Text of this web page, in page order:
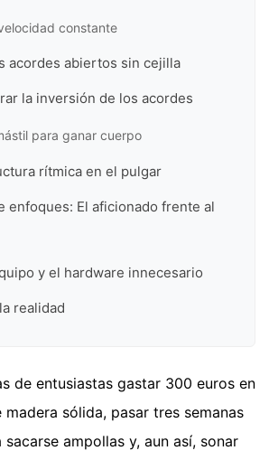
constante
acordes abiertos sin cejilla
la inversión de los acordes
para ganar cuerpo
rítmica en el pulgar
enfoques: El aficionado frente al
y el hardware innecesario
realidad
de entusiastas gastar 300 euros en
sólida, pasar tres semanas
ampollas y, aun así, sonar